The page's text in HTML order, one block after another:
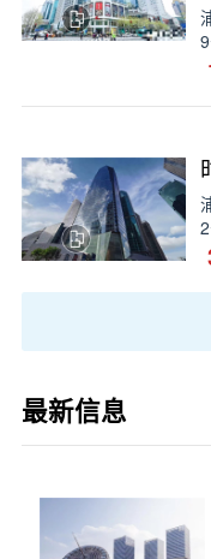
最新信息